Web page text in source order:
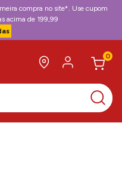
compra no site*. Use cupom
acima de 199,99
0